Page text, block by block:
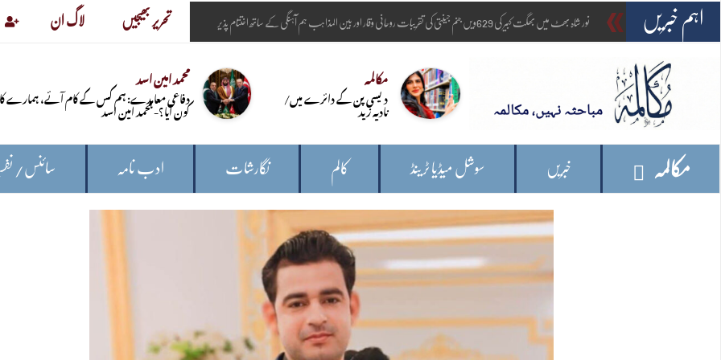
تحریر بھیجیں لاگ ان اہم خبریں امریکہ: _
مکالمہ
دیسی پن کے دائرے میں/
نادیہ زید
محمد امین اسد
دفاعی معاہدے: ہم کس کے کام آئے، ہمارے
کون آیا؟- محمد امین اسد
مکالمہ خبریں سوشل میڈیا ٹرینڈ کالم نگارشات ادب نامہ سائنس/